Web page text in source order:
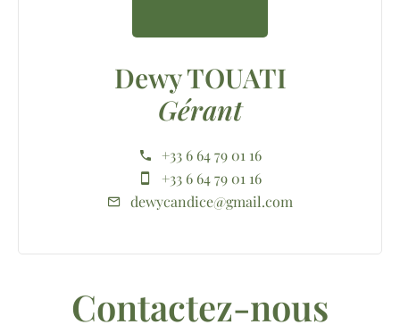
Dewy TOUATI
Gérant
+33 6 64 79 01 16
+33 6 64 79 01 16
dewycandice@gmail.com
Contactez-nous